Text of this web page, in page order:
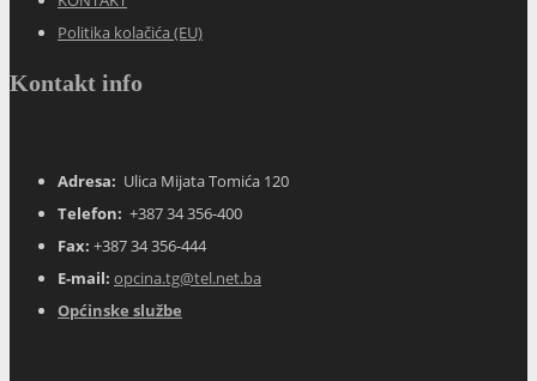
Politika kolačića (EU)
Kontakt info
Adresa: Ulica Mijata Tomića 120
Telefon: +387 34 356-400
Fax: +387 34 356-444
E-mail: opcina.tg@tel.net.ba
Općinske službe